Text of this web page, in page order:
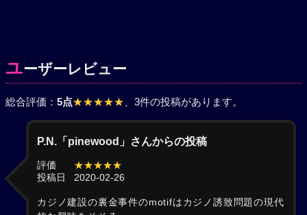
ユーザーレビュー
総合評価： 5点★★★★★ 、3件の投稿があります。
P.N.「pinewood」さんからの投稿
評価
★★★★★
投稿日
2020-02-26
カジノ建設の裏金事件のmotifはカジノ誘致問題の現代